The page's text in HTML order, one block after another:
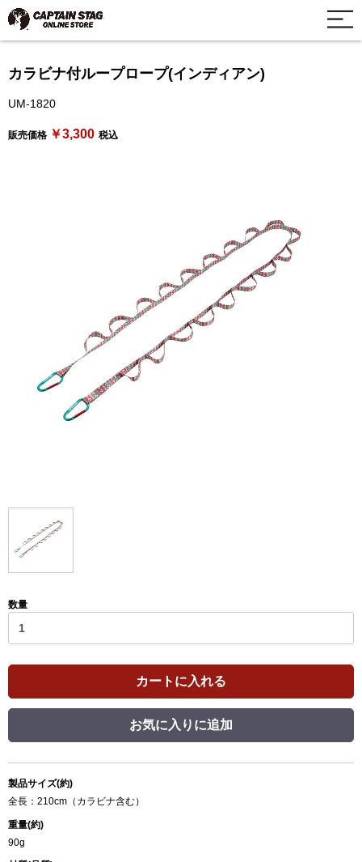
カラビナ付ループロープ(インディアン)
UM-1820
販売価格 ￥3,300 税込
数量
カートに入れる
お気に入りに追加
製品サイズ(約)
全長：210cm（カラビナ含む）
重量(約)
90g